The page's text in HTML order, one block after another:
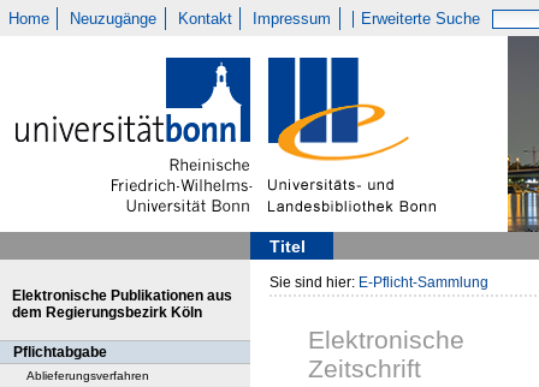
Home Neuzugänge Kontakt Impressum Erweiterte Suche
Titel
Elektronische Publikationen aus
dem Regierungsbezirk Köln
Pflichtabgabe
Ablieferungsverfahren
Sie sind hier: E-Pflicht-Sammlung
Elektronische
Zeitschrift